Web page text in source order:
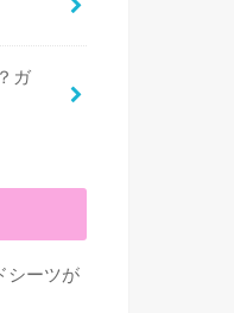
ガ
シーツが